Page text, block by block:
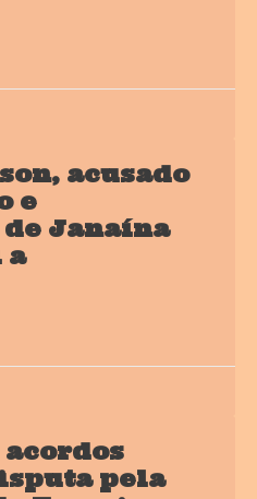
acusado
e
Janaína
a
acordos
pela